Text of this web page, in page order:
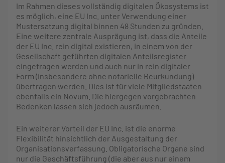
Im Rahmen dieses vollständig digitalen Ökosystems ist
es möglich, eine EU Inc. unter Verwendung einer
Mustersatzung digital binnen 48 Stunden zu gründen.
Eine weitere zentrale Ausprägung ist, dass die Anteile
der EU Inc. rein digital existieren, in einem von der
Gesellschaft geführten digitalen Anteilsregister
eingetragen werden und auch nur in rein digitaler
Form (insbesondere ohne notarielle Beurkundung)
übertragen werden. Dies ist für viele Mitgliedstaaten
ebenfalls ein Novum. Die hiergegen vorgebrachten
Bedenken lassen sich jedoch ausräumen.
Ein weiterer Vorteil der EU Inc. ist die enorme
Flexibilität hinsichtlich der Ausgestaltung der
Organisationsverfassung. Obligatorische Organe sind
nur die Geschäftsführung (die aber aus nur einem